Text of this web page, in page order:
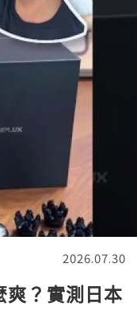
2026.07.30
爽？實測日本